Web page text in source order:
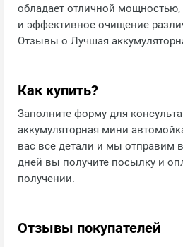
обладает отличной мощностью,
и эффективное очищение
Отзывы о Лучшая
Как купить?
Заполните форму для
аккумуляторная мини
вас все детали и мы отправим
дней вы получите посылку и
получении.
Отзывы покупателей